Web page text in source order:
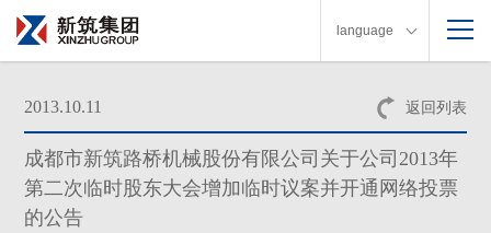
language
返回列表
2013.10.11
成都市新筑路桥机械股份有限公司关于公司2013年
第二次临时股东大会增加临时议案并开通网络投票
的公告